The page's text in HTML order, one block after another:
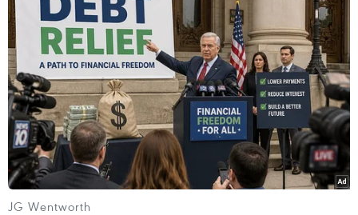
#Tổ chức Ân xá quốc tế
#Toà án hình sự quốc tế
#Omar al-Bashir
#Lệnh giới nghiệm
#Tội ác chiến tranh và diệt chủng
Sudan
JG Wentworth